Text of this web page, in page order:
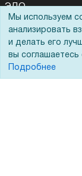
ЭДО
Помощь
Вопрос-ответ
Мы используем
анализировать
и делать его
вы соглашаетесь
Подробнее